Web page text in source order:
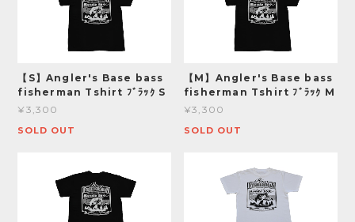
【S】Angler's Base bass
fisherman Tshirt ﾌﾞﾗｯｸ S
¥3,300
SOLD OUT
【M】Angler's Base bass
fisherman Tshirt ﾌﾞﾗｯｸ M
¥3,300
SOLD OUT